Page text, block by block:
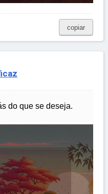
copiar
do que se deseja.